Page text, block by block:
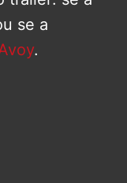
se a
.